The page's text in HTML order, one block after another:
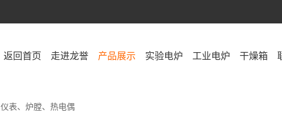
返回首页 走进龙誉 产品展示 实验电炉 工业电炉 干燥箱
仪表、炉膛、热电偶